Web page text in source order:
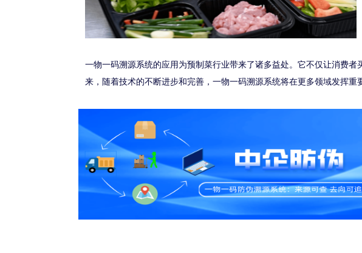
一物一码溯源系统的应用为预制菜行业带来了诸多益处。它不仅让消费
来，随着技术的不断进步和完善，一物一码溯源系统将在更多领域发挥